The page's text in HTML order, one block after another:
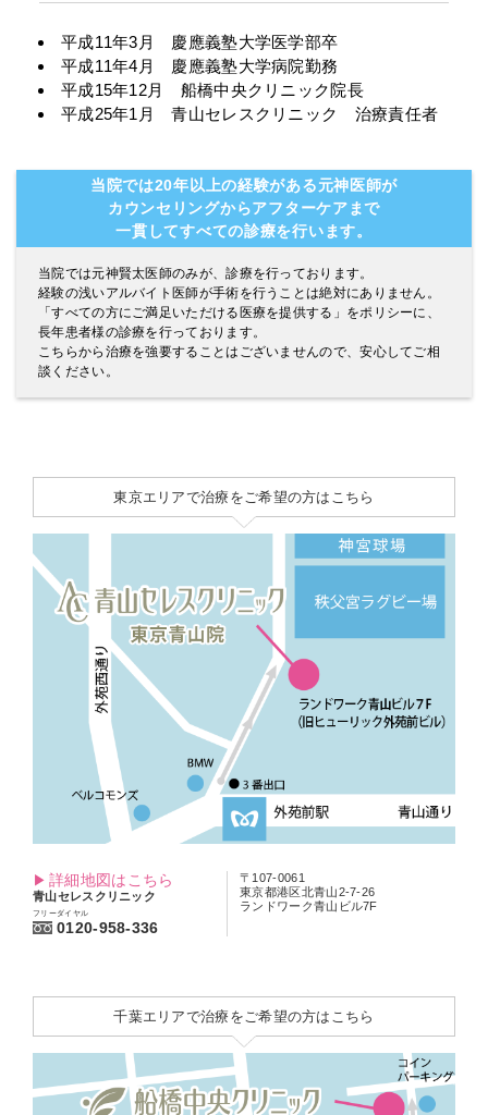
平成11年3月 慶應義塾大学医学部卒
平成11年4月 慶應義塾大学病院勤務
平成15年12月 船橋中央クリニック院長
平成25年1月 青山セレスクリニック 治療責任者
当院では20年以上の経験がある元神医師が
カウンセリングからアフターケアまで
一貫してすべての診療を行います。
当院では元神賢太医師のみが、診療を行っております。
経験の浅いアルバイト医師が手術を行うことは絶対にありません。
「すべての方にご満足いただける医療を提供する」をポリシーに、
長年患者様の診療を行っております。
こちらから治療を強要することはございませんので、安心してご相
談ください。
東京エリアで治療をご希望の方はこちら
詳細地図はこちら
青山セレスクリニック
フリーダイヤル
0120-958-336
〒107-0061
東京都港区北青山2-7-26
ランドワーク青山ビル7F
千葉エリアで治療をご希望の方はこちら